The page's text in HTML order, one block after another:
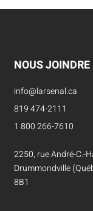
NOUS JOINDRE
info@larsenal.ca
819 474-2111
1 800 266-7610
2250, rue André-C.-
Drummondville
8B1